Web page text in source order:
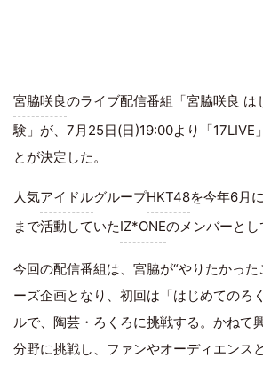
宮脇咲良のライブ配信番組「宮脇咲良 は
験」が、7月25日(日)19:00より「17LIVE
とが決定した。
人気アイドルグループHKT48を今年6月
まで活動していたIZ*ONEのメンバーとし
今回の配信番組は、宮脇が“やりたかった
ーズ企画となり、初回は「はじめてのろ
ルで、陶芸・ろくろに挑戦する。かねて
分野に挑戦し、ファンやオーディエンス